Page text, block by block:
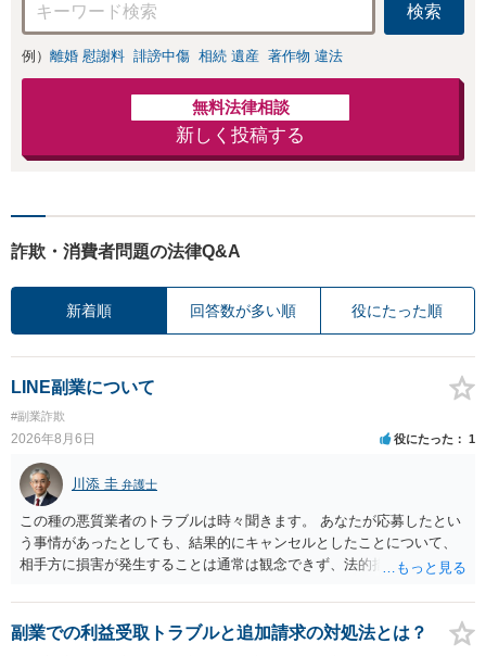
検索
例） 離婚 慰謝料 誹謗中傷 相続 遺産 著作物 違法
無料法律相談
新しく投稿する
詐欺・消費者問題の法律Q&A
新着順 回答数が多い順 役にたった順
LINE副業について
#副業詐欺
2026年8月6日 役にたった 1
川添 圭 弁護士
この種の悪質業者のトラブルは時々聞きます。 あなたが応募したとい
う事情があったとしても、結果的にキャンセルとしたことについて、
相手方に損害が発生することは通常は観念できず、法的措置を採って
ず、最寄りの消費生活センターへ相談し、連絡を無視してよいかどう
かのアドバイスを受けられることをお勧めします。しつこいようであ
れば、弁護士へ依頼して警告してもらうことも必要になるかもしれま
副業での利益受取トラブルと追加請求の対処法とは？